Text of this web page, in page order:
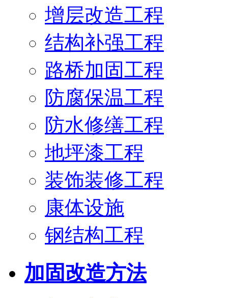
增层改造工程
结构补强工程
路桥加固工程
防腐保温工程
防水修缮工程
地坪漆工程
装饰装修工程
康体设施
钢结构工程
加固改造方法